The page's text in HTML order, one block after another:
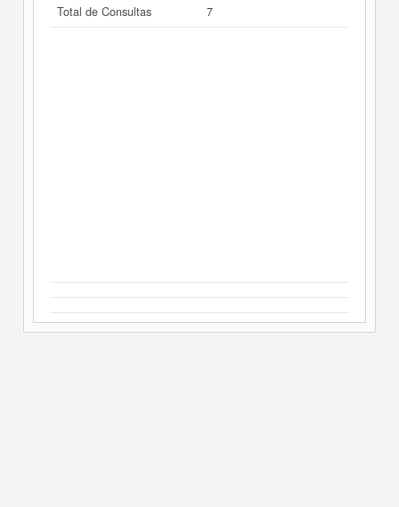
Total de Consultas
7